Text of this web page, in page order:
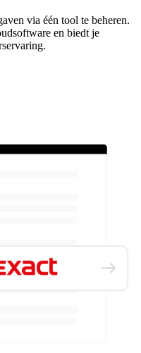
via één tool te beheren.
en biedt je